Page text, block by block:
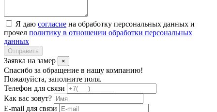
Я даю согласие на обработку персональных данных и
прочел политику в отношении обработки персональных
данных
Отправить
Заявка на замер ×
Спасибо за обращение в нашу компанию!
Пожалуйста, заполните поля.
Телефон для связи
Как вас зовут?
E-mail для связи